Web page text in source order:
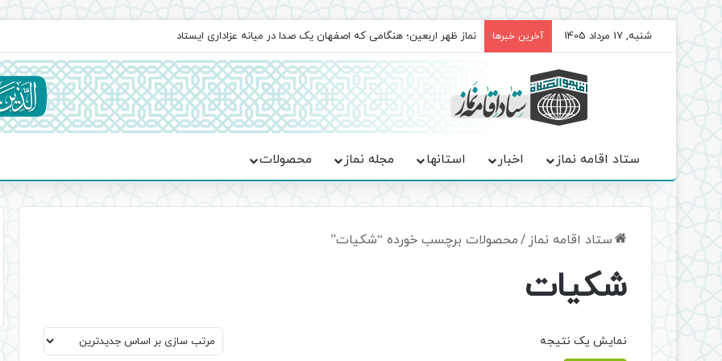
شنبه, 17 مرداد 1405 آخرین خبرها نماز ظهر اربعین؛ هنگامی که اصفهان یک صدا در میانه عزاداری ایستاد
ستاد اقامه نماز اخبار استانها مجله نماز محصولات
ستاد اقامه نماز /محصولات برچسب خورده “شکیات”
شکیات
نمایش یک نتیجه